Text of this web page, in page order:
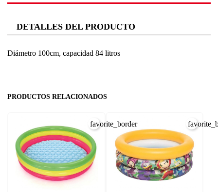
DETALLES DEL PRODUCTO
Diámetro 100cm, capacidad 84 litros
PRODUCTOS RELACIONADOS
favorite_border